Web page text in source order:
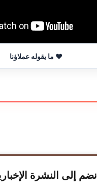
ما يقوله عملاؤنا ❤️
انضم إلى النشرة